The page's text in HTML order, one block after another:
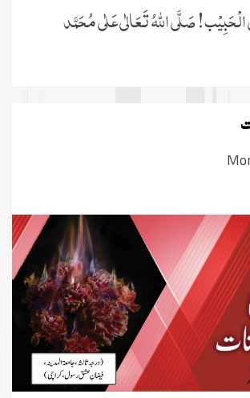
صَلَّی اللّٰہُ تَعَالٰی عَلٰی مُحَمَّد